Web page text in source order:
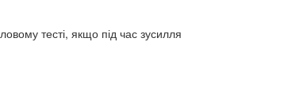
тесті, якщо під час зусилля